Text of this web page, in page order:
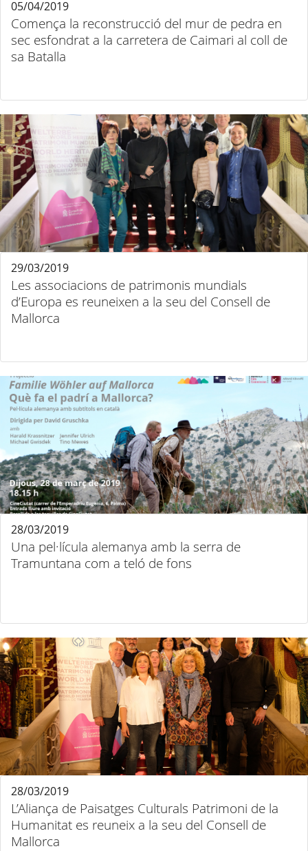
Comença la reconstrucció del mur de pedra en
sec esfondrat a la carretera de Caimari al coll de
sa Batalla
05/04/2019
Les associacions de patrimonis mundials
d’Europa es reuneixen a la seu del Consell de
Mallorca
29/03/2019
Una pel·lícula alemanya amb la serra de
Tramuntana com a teló de fons
28/03/2019
L’Aliança de Paisatges Culturals Patrimoni de la
Humanitat es reuneix a la seu del Consell de
Mallorca
28/03/2019